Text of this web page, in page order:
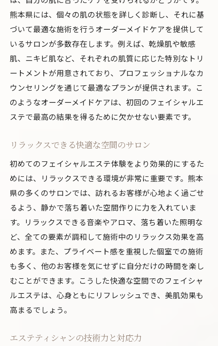
熊本県には、個々の肌の状態を詳しく診断し、それに基
づいて最適な施術を行うオーダーメイドケアを提供して
いるサロンが多数存在します。例えば、乾燥肌や敏感
肌、ニキビ肌など、それぞれの肌質に応じた特別なトリ
ートメントが用意されており、プロフェッショナルなカ
ウンセリングを通じて最適なプランが提供されます。こ
のようなオーダーメイドケアは、初回のフェイシャルエ
ステで最高の結果を得るために欠かせない要素です。
リラックスできる快適な空間のサロン
初めてのフェイシャルエステ体験をより効果的にするた
めには、リラックスできる環境が非常に重要です。熊本
県の多くのサロンでは、訪れるお客様が心地よく過ごせ
るよう、静かで落ち着いた空間作りに力を入れていま
す。リラックスできる音楽やアロマ、落ち着いた照明な
ど、全ての要素が調和して施術中のリラックス効果を高
めます。また、プライベート感を重視した個室での施術
も多く、他のお客様を気にせずに自分だけの時間を楽し
むことができます。こうした快適な空間でのフェイシャ
ルエステは、心身ともにリフレッシュでき、美肌効果も
高まるでしょう。
エステティシャンの技術力と対応力